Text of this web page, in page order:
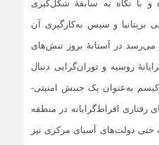
و با نگاه به سابقۀ شکل‌گیری
و سپس به‌کارگیری آن
در آستانۀ بروز تنش‌های
روسیه و توران‌گرایی دنبال
به‌عنوان یک جنبش امنیتی-
رفتاری افراط‌گرایانه در منطقه
دولت‌های آسیای مرکزی نیز